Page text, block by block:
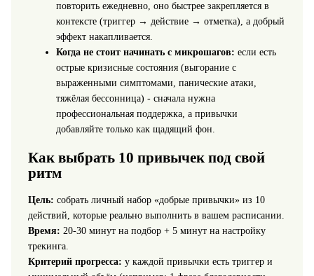
повторить ежедневно, оно быстрее закрепляется в
контексте (триггер → действие → отметка), а добрый
эффект накапливается.
Когда не стоит начинать с микрошагов: если есть
острые кризисные состояния (выгорание с
выраженными симптомами, панические атаки,
тяжёлая бессонница) - сначала нужна
профессиональная поддержка, а привычки
добавляйте только как щадящий фон.
Как выбрать 10 привычек под свой
ритм
Цель: собрать личный набор «добрые привычки» из 10
действий, которые реально выполнить в вашем расписании.
Время: 20-30 минут на подбор + 5 минут на настройку
трекинга.
Критерий прогресса: у каждой привычки есть триггер и